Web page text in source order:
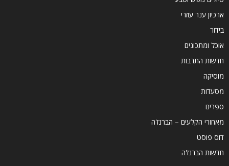
ארכיון ענר עוזרי
בידור
אוכל ומתכונים
חדשות התרבות
מוסיקה
מסעדות
ספרים
מאחורי הקלעים – הברנז'ה
דוס פוסט
חדשות הברנז'ה